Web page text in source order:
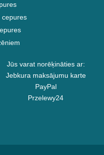
cepures
Jūs varat norēķināties ar:
Jebkura maksājumu karte
PayPal
Przelewy24